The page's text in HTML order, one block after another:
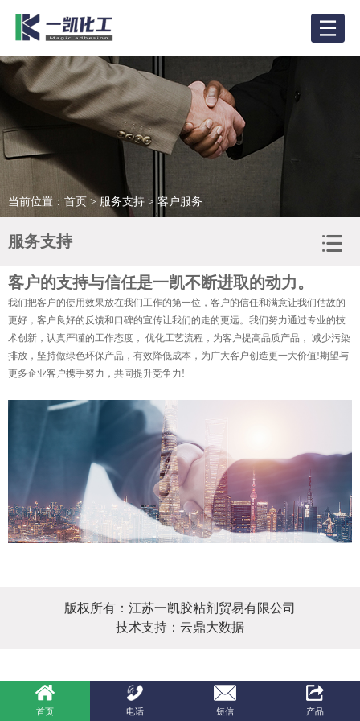
网站首页
关于我们
新闻资讯
客户服务
人力资源
联系我们
当前位置： 首页 >服务支持 > 客户服务
服务支持
客户的支持与信任是一凯不断进取的动力。
我们把客户的使用效果放在我们工作的第一位，客户的信任和满意让我们估故的
更好，客户良好的反馈和口碑的宣传让我们的走的更远。我们努力通过专业的技
术创新，认真严谨的工作态度， 优化工艺流程，为客户提高品质产品， 减少污染
排放，坚持做绿色环保产品，有效降低成本，为广大客户创造更一大价值!期望与
更多企业客户携手努力，共同提升竞争力!
版权所有：江苏一凯胶粘剂贸易有限公司
技术支持：云鼎大数据
首页 电话 短信 产品